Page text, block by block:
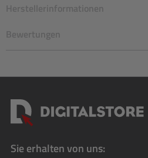
Herstellerinformationen
Bewertungen
Sie erhalten von uns: